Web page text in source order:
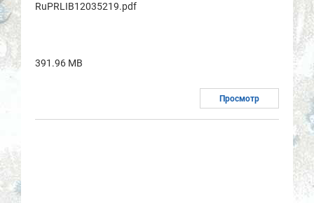
RuPRLIB12035219.pdf
391.96 MB
Просмотр